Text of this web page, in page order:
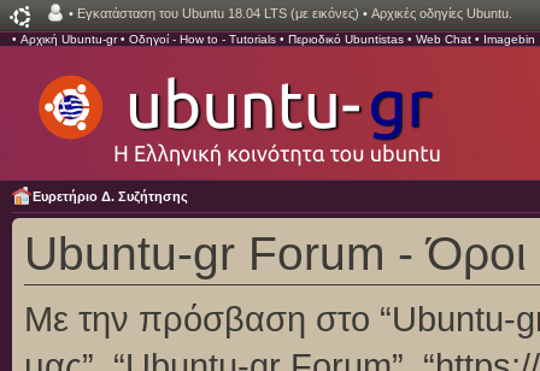
• Εγκατάσταση του Ubuntu 18.04 LTS (με εικόνες) • Αρχικές οδηγίες Ubuntu.
• Αρχική Ubuntu-gr• Οδηγοί - How to - Tutorials • Περιοδικό Ubuntistas • Web Chat • Imagebin
Ευρετήριο Δ. Συζήτησης
Ubuntu-gr Forum -
Με την πρόσβαση στο “Ubuntu-gr